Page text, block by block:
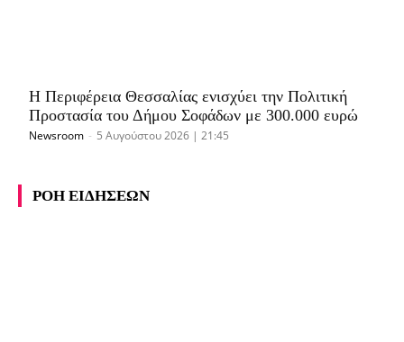
Η Περιφέρεια Θεσσαλίας ενισχύει την Πολιτική
Προστασία του Δήμου Σοφάδων με 300.000 ευρώ
Newsroom - 5 Αυγούστου 2026 | 21:45
ΡΟΗ ΕΙΔΗΣΕΩΝ